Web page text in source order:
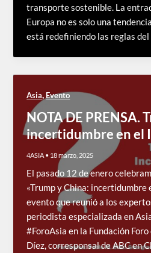
transporte sostenible. La
Europa no es solo una
está redefiniendo las reglas del
Asia, Evento
NOTA DE PRENSA.
incertidumbre en el
4ASIA • 18 marzo, 2025
El pasado 12 de enero
«Trump y China: incertidumbre
evento que reunió a los
periodista especializada en
#ForoAsia en la Fundación
Díez, corresponsal de ABC en